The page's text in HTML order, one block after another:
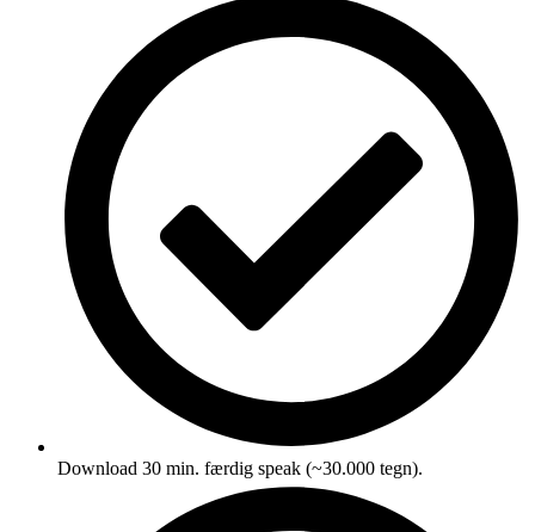
Download 30 min. færdig speak (~30.000 tegn).